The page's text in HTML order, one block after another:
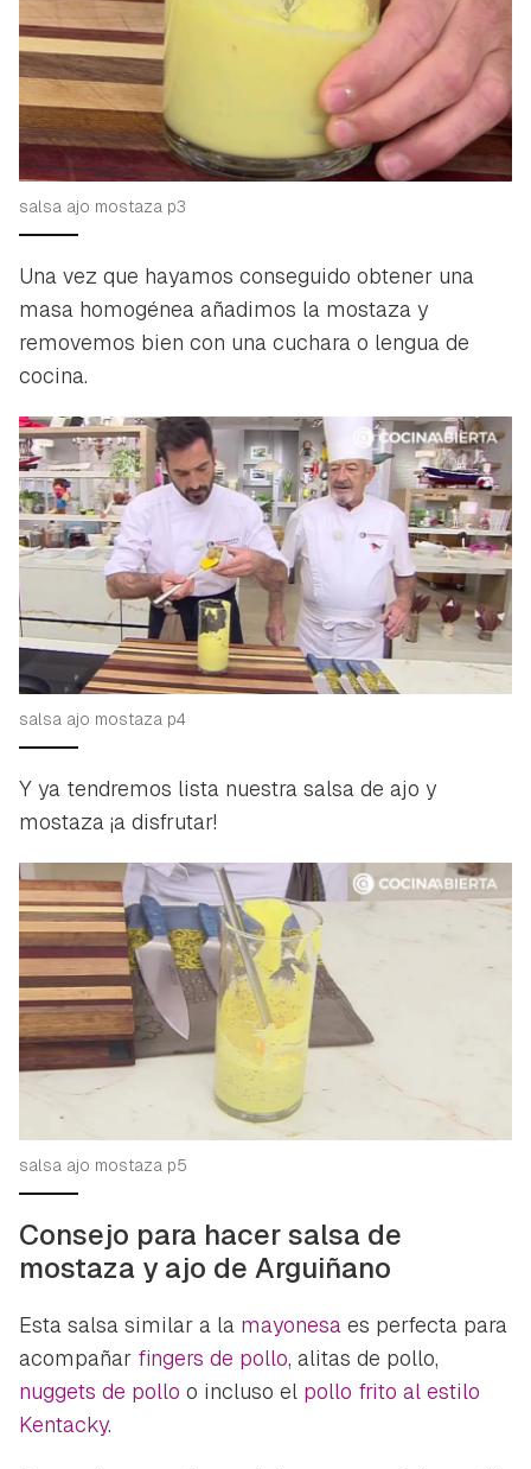
Guardar como favorito
Para poder guardar como favorito, primero has de
iniciar sesión con tu cuenta de Hogarmanía.
INICIAR SESIÓN CANCELAR
salsa ajo mostaza p3
Una vez que hayamos conseguido obtener una
masa homogénea añadimos la mostaza y
removemos bien con una cuchara o lengua de
cocina.
salsa ajo mostaza p4
Y ya tendremos lista nuestra salsa de ajo y
mostaza ¡a disfrutar!
salsa ajo mostaza p5
Consejo para hacer salsa de
mostaza y ajo de Arguiñano
Esta salsa similar a la mayonesa es perfecta para
acompañar fingers de pollo, alitas de pollo,
nuggets de pollo o incluso el pollo frito al estilo
Kentacky.
Contenido enviado
Gracias por suscribirte a nuestro boletín.
ACEPTAR